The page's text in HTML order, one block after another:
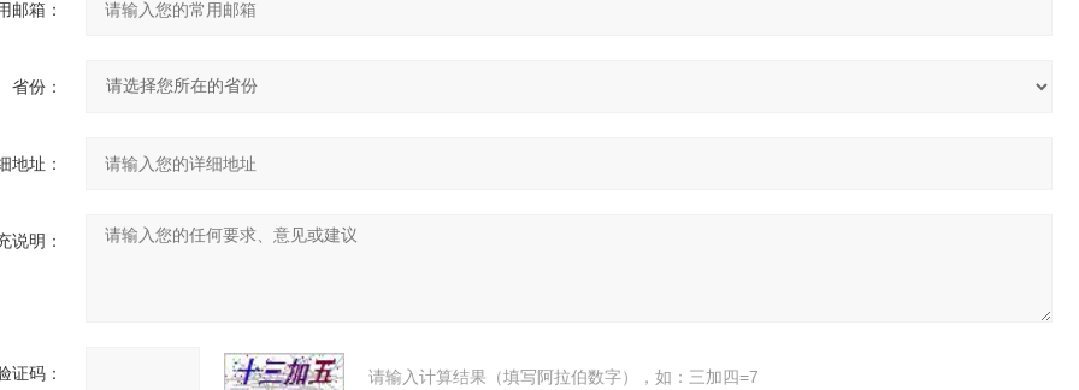
邮箱：
省份：
地址：
说明：
证码： 请输入计算结果（填写阿拉伯数字），如：三加四=7